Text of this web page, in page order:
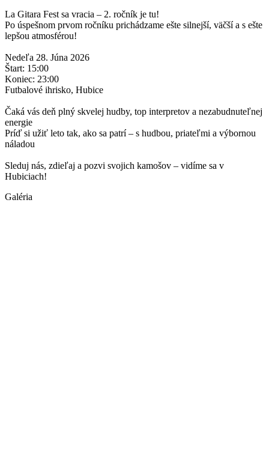
La Gitara Fest sa vracia – 2. ročník je tu!
Po úspešnom prvom ročníku prichádzame ešte silnejší, väčší a s ešte
lepšou atmosférou!
Nedeľa 28. Júna 2026
Štart: 15:00
Koniec: 23:00
Futbalové ihrisko, Hubice
Čaká vás deň plný skvelej hudby, top interpretov a nezabudnuteľnej
energie
Príď si užiť leto tak, ako sa patrí – s hudbou, priateľmi a výbornou
náladou
Sleduj nás, zdieľaj a pozvi svojich kamošov – vidíme sa v
Hubiciach!
Galéria